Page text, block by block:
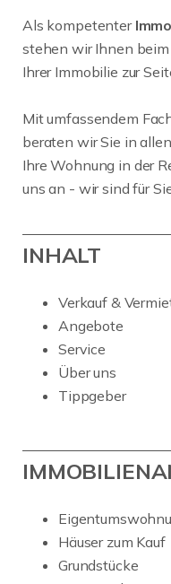
Als kompetenter
stehen wir Ihnen beim
Ihrer Immobilie zur
Mit umfassendem
beraten wir Sie in
Ihre Wohnung in der
uns an - wir sind für
INHALT
Verkauf &
Angebote
Service
Über uns
Tippgeber
Häuser zum Kauf
Grundstücke